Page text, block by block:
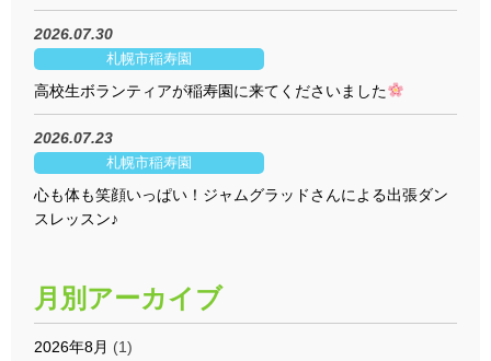
2026.07.30
札幌市稲寿園
高校生ボランティアが稲寿園に来てくださいました
2026.07.23
札幌市稲寿園
心も体も笑顔いっぱい！ジャムグラッドさんによる出張ダン
スレッスン♪
月別アーカイブ
2026年8月 (1)